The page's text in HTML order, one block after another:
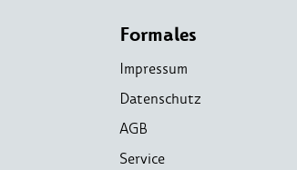
Formales
Impressum
Datenschutz
AGB
Service